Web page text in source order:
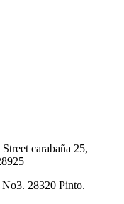
carabaña 25,
No3. 28320 Pinto.